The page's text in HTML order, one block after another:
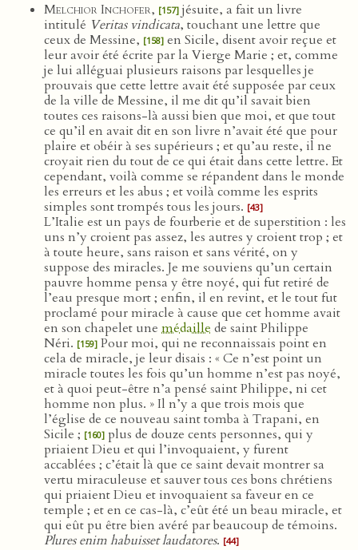
Melchior Inchofer, [157] jésuite, a fait un livre
intitulé Veritas vindicata, touchant une lettre que
ceux de Messine, [158] en Sicile, disent avoir reçue et
leur avoir été écrite par la Vierge Marie ; et, comme
je lui alléguai plusieurs raisons par lesquelles je
prouvais que cette lettre avait été supposée par ceux
de la ville de Messine, il me dit qu’il savait bien
toutes ces raisons-là aussi bien que moi, et que tout
ce qu’il en avait dit en son livre n’avait été que pour
plaire et obéir à ses supérieurs ; et qu’au reste, il ne
croyait rien du tout de ce qui était dans cette lettre. Et
cependant, voilà comme se répandent dans le monde
les erreurs et les abus ; et voilà comme les esprits
simples sont trompés tous les jours. [43]
L’Italie est un pays de fourberie et de superstition : les
uns n’y croient pas assez, les autres y croient trop ; et
à toute heure, sans raison et sans vérité, on y
suppose des miracles. Je me souviens qu’un certain
pauvre homme pensa y être noyé, qui fut retiré de
l’eau presque mort ; enfin, il en revint, et le tout fut
proclamé pour miracle à cause que cet homme avait
en son chapelet une médaille de saint Philippe
Néri. [159] Pour moi, qui ne reconnaissais point en
cela de miracle, je leur disais : « Ce n’est point un
miracle toutes les fois qu’un homme n’est pas noyé,
et à quoi peut-être n’a pensé saint Philippe, ni cet
homme non plus. » Il n’y a que trois mois que
l’église de ce nouveau saint tomba à Trapani, en
Sicile ; [160] plus de douze cents personnes, qui y
priaient Dieu et qui l’invoquaient, y furent
accablées ; c’était là que ce saint devait montrer sa
vertu miraculeuse et sauver tous ces bons chrétiens
qui priaient Dieu et invoquaient sa faveur en ce
temple ; et en ce cas-là, c’eût été un beau miracle, et
qui eût pu être bien avéré par beaucoup de témoins.
Plures enim habuisset laudatores. [44]